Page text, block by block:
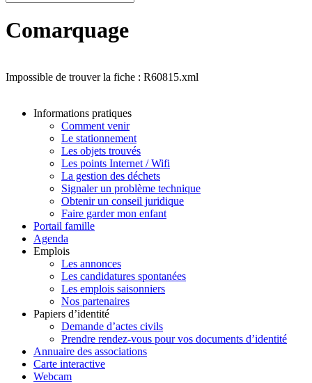
Comarquage
Impossible de trouver la fiche : R60815.xml
Informations pratiques
Comment venir
Le stationnement
Les objets trouvés
Les points Internet / Wifi
La gestion des déchets
Signaler un problème technique
Obtenir un conseil juridique
Faire garder mon enfant
Portail famille
Agenda
Emplois
Les annonces
Les candidatures spontanées
Les emplois saisonniers
Nos partenaires
Papiers d’identité
Demande d’actes civils
Prendre rendez-vous pour vos documents d’identité
Annuaire des associations
Carte interactive
Webcam